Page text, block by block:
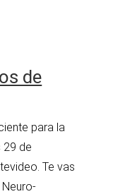
de
para la
29 de
Te vas